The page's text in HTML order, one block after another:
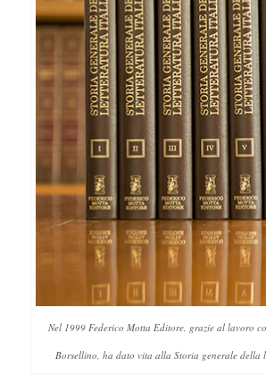
Nel 1999 Federico Motta Editore, grazie al lavoro
Borsellino, ha dato vita alla Storia generale della